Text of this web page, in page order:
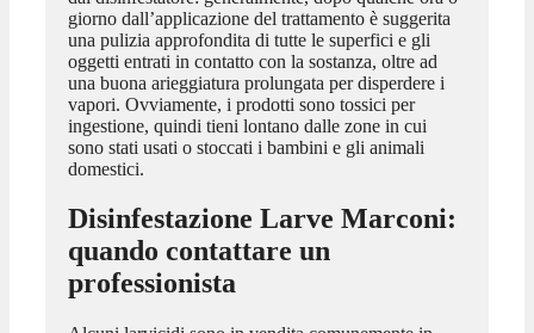
giorno dall’applicazione del trattamento è suggerita
una pulizia approfondita di tutte le superfici e gli
oggetti entrati in contatto con la sostanza, oltre ad
una buona arieggiatura prolungata per disperdere i
vapori. Ovviamente, i prodotti sono tossici per
ingestione, quindi tieni lontano dalle zone in cui
sono stati usati o stoccati i bambini e gli animali
domestici.
Disinfestazione Larve Marconi:
quando contattare un
professionista